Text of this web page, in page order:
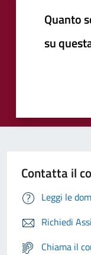
Quanto
su
Contatta il
Leggi le
Richiedi
Chiama il